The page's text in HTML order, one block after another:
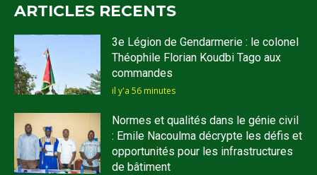
ARTICLES RECENTS
3e Légion de Gendarmerie : le colonel
Théophile Florian Koudbi Tago aux
commandes
il y'a 56 minutes
Normes et qualités dans le génie civil
: Emile Nacoulma décrypte les défis et
opportunités pour les infrastructures
de bâtiment